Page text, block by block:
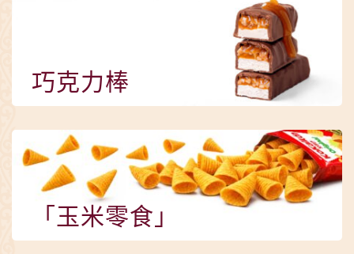
巧克力棒
「玉米零食」